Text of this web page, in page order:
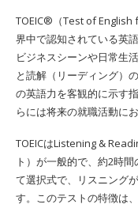
TOEIC®（Test of
界中で認知されている英
ビジネスシーンや日常生
と読解（リーディング）
の英語力を客観的に示す
らには将来の就職活動に
TOEICはListening &
ト）が一般的で、約2時
て選択式で、リスニング
す。このテストの特徴は